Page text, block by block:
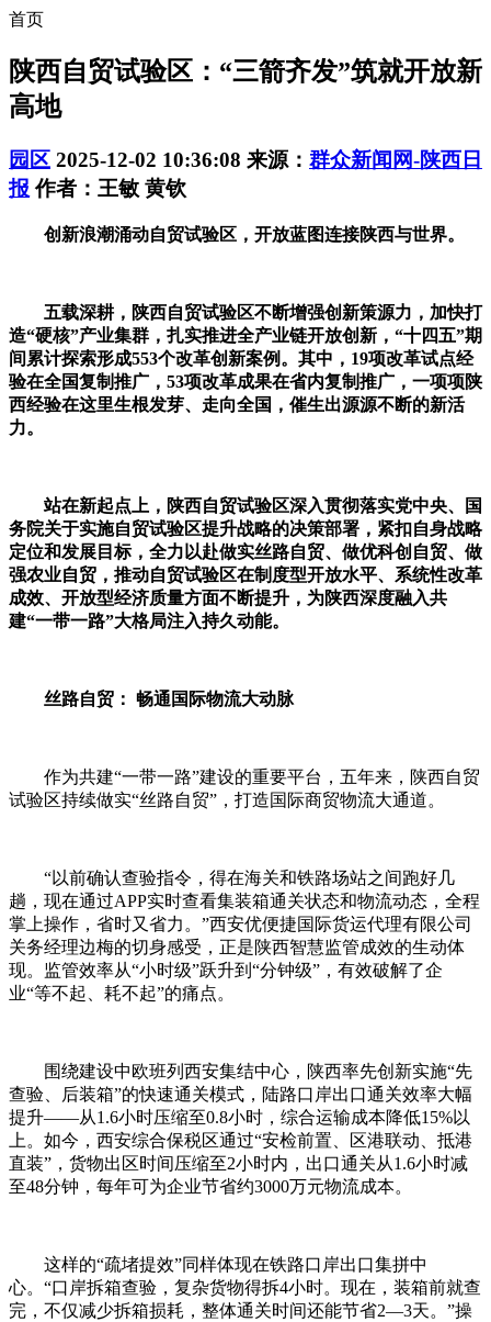
首页
陕西自贸试验区：“三箭齐发”筑就开放新
高地
园区 2025-12-02 10:36:08 来源： 群众新闻网-陕西日
报 作者：王敏 黄钦
创新浪潮涌动自贸试验区，开放蓝图连接陕西与世界。
五载深耕，陕西自贸试验区不断增强创新策源力，加快打
造“硬核”产业集群，扎实推进全产业链开放创新，“十四五”期
间累计探索形成553个改革创新案例。其中，19项改革试点经
验在全国复制推广，53项改革成果在省内复制推广，一项项陕
西经验在这里生根发芽、走向全国，催生出源源不断的新活
力。
站在新起点上，陕西自贸试验区深入贯彻落实党中央、国
务院关于实施自贸试验区提升战略的决策部署，紧扣自身战略
定位和发展目标，全力以赴做实丝路自贸、做优科创自贸、做
强农业自贸，推动自贸试验区在制度型开放水平、系统性改革
成效、开放型经济质量方面不断提升，为陕西深度融入共
建“一带一路”大格局注入持久动能。
丝路自贸： 畅通国际物流大动脉
作为共建“一带一路”建设的重要平台，五年来，陕西自贸
试验区持续做实“丝路自贸”，打造国际商贸物流大通道。
“以前确认查验指令，得在海关和铁路场站之间跑好几
趟，现在通过APP实时查看集装箱通关状态和物流动态，全程
掌上操作，省时又省力。”西安优便捷国际货运代理有限公司
关务经理边梅的切身感受，正是陕西智慧监管成效的生动体
现。监管效率从“小时级”跃升到“分钟级”，有效破解了企
业“等不起、耗不起”的痛点。
围绕建设中欧班列西安集结中心，陕西率先创新实施“先
查验、后装箱”的快速通关模式，陆路口岸出口通关效率大幅
提升——从1.6小时压缩至0.8小时，综合运输成本降低15%以
上。如今，西安综合保税区通过“安检前置、区港联动、抵港
直装”，货物出区时间压缩至2小时内，出口通关从1.6小时减
至48分钟，每年可为企业节省约3000万元物流成本。
这样的“疏堵提效”同样体现在铁路口岸出口集拼中
心。“口岸拆箱查验，复杂货物得拆4小时。现在，装箱前就查
完，不仅减少拆箱损耗，整体通关时间还能节省2—3天。”操